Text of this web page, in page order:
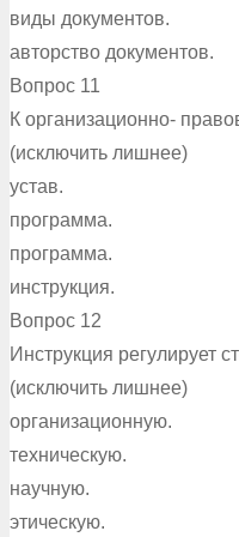
виды документов.
авторство документов.
Вопрос 11
К организационно-
(исключить лишнее)
устав.
программа.
программа.
инструкция.
Вопрос 12
Инструкция регулирует
(исключить лишнее)
организационную.
техническую.
научную.
этическую.